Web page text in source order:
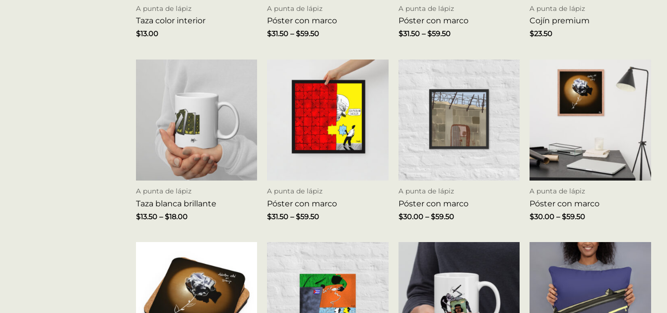
A punta de lápiz
Taza color interior
$13.00
A punta de lápiz
Póster con marco
$31.50 –$59.50
A punta de lápiz
Póster con marco
$31.50–$59.50
A punta de lápiz
Cojín premium
$23.50
A punta de lápiz
Taza blanca brillante
$13.50–$18.00
A punta de lápiz
Póster con marco
$31.50 –$59.50
A punta de lápiz
Póster con marco
$30.00–$59.50
A punta de lápiz
Póster con marco
$30.00 –$59.50